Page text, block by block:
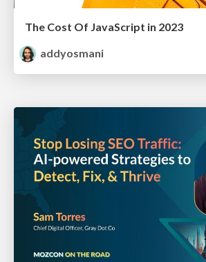
The Cost Of JavaScript in 2023
addyosmani